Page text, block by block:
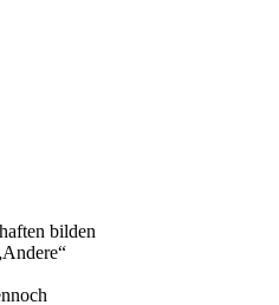
bilden